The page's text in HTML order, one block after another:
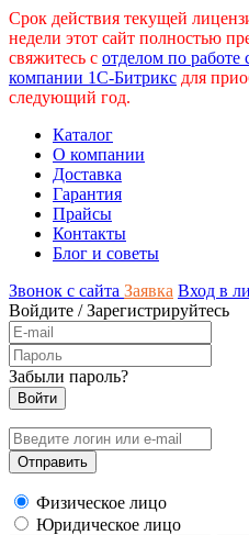
Срок действия текущей
недели этот сайт полностью
свяжитесь с отделом по
компании 1С-Битрикс для
следующий год.
Каталог
О компании
Доставка
Гарантия
Прайсы
Контакты
Блог и советы
Звонок с сайта Заявка Вход в
Войдите /Зарегистрируйтесь
Забыли пароль?
Физическое лицо
Юридическое лицо